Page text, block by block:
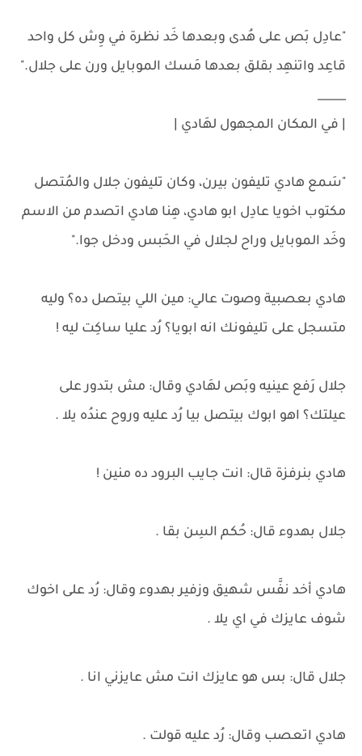
"عادِل بَص على هُدى وبعدها خَد نظرة في وِش كل واحد
قاعِد واتنهِد بقلق بعدها مَسك الموبايل ورن على جلال."
_____
| في المكان المجهول لهَادي |
"سَمع هادي تليفون بيرن، وكان تليفون جلال والمُتصل
مكتوب اخويا عادِل ابو هادي، هِنا هادي اتصدم من الاسم
وخَد الموبايل وراح لجلال في الحَبس ودخل جوا."
هادي بعصبية وصوت عالي: مين اللي بيتصل ده؟ وليه
متسجل على تليفونك انه ابويا؟ رُد عليا ساكِت ليه !
جلال رَفع عينيه وبَص لهَادي وقال: مش بتدور على
عيلتك؟ اهو ابوك بيتصل بيا رُد عليه وروح عندُه يلا .
هادي بنرفزة قال: انت جايب البرود ده منين !
جلال بهدوء قال: حُكم السِن بقا .
هادي أخد نفَّس شهيق وزفير بهدوء وقال: رُد على اخوك
شوف عايزك في اي يلا .
جلال قال: بس هو عايزك انت مش عايزني انا .
هادي اتعصب وقال: رُد عليه قولت .